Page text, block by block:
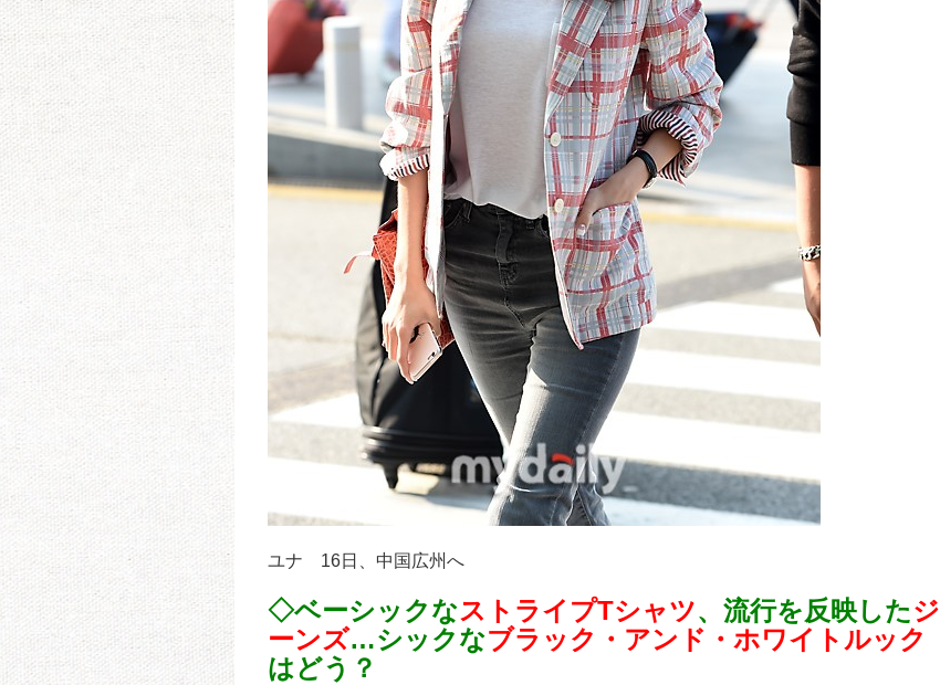
ユナ 16日、中国広州へ
◇ベーシックなストライプTシャツ、流行を反映したジ
ーンズ…シックなブラック・アンド・ホワイトルック
はどう？